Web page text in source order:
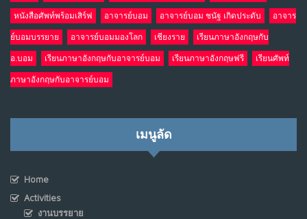
หนังสือศัพท์พร้อมเสิร์ฟ อาจารย์บอม อาจารย์บอม ชนัฐ เกิดประดับ อาจาร
ย์บอมบรรยาย อาจารย์บอมมองโลก เชียงราย เรียนภาษาอังกฤษกับ
อ.บอม เรียนภาษาอังกฤษกับอาจารย์บอม เรียนภาษาอังกฤษฟรี เรียนศัพท์
ภาษาอังกฤษกับอาจารย์บอม
เมนูลัด
Home
Activities
งานบรรยาย